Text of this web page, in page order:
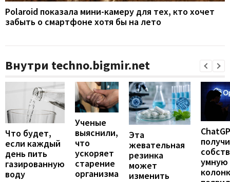
Polaroid показала мини-камеру для тех, кто хочет
забыть о смартфоне хотя бы на лето
Внутри techno.bigmir.net
Что будет,
если каждый
день пить
газированную
воду
Ученые
выяснили,
что
ускоряет
старение
организма
Эта
жевательная
резинка
может
изменить
умную